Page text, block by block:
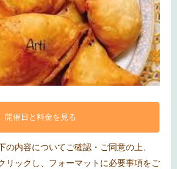
開催日と料金を見る
の内容についてご確認・ご同意の上、
リックし、フォーマットに必要事項をご